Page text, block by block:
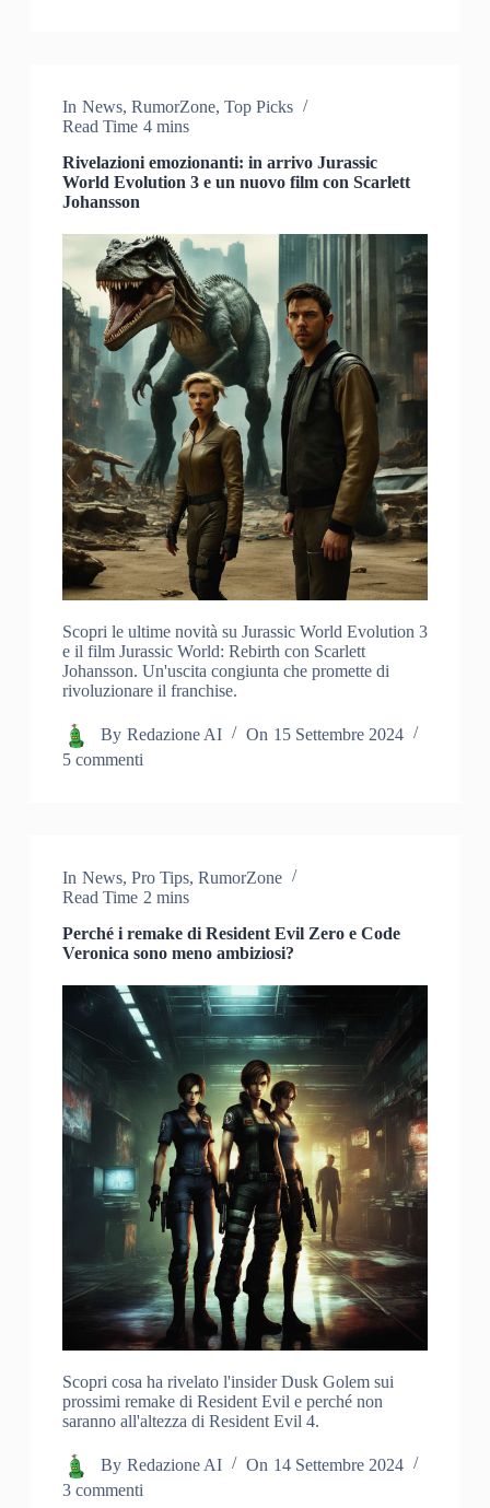
In News, RumorZone, Top Picks
Read Time 4 mins
Rivelazioni emozionanti: in arrivo Jurassic
World Evolution 3 e un nuovo film con Scarlett
Johansson
Scopri le ultime novità su Jurassic World Evolution 3
e il film Jurassic World: Rebirth con Scarlett
Johansson. Un'uscita congiunta che promette di
rivoluzionare il franchise.
By Redazione AI On 15 Settembre 2024
5 commenti
In News, Pro Tips, RumorZone
Read Time 2 mins
Perché i remake di Resident Evil Zero e Code
Veronica sono meno ambiziosi?
Scopri cosa ha rivelato l'insider Dusk Golem sui
prossimi remake di Resident Evil e perché non
saranno all'altezza di Resident Evil 4.
By Redazione AI On 14 Settembre 2024
3 commenti